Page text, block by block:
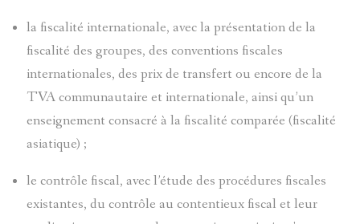
la fiscalité internationale, avec la présentation de la
fiscalité des groupes, des conventions fiscales
internationales, des prix de transfert ou encore de la
TVA communautaire et internationale, ainsi qu’un
enseignement consacré à la fiscalité comparée (fiscalité
asiatique) ;
le contrôle fiscal, avec l’étude des procédures fiscales
existantes, du contrôle au contentieux fiscal et leur